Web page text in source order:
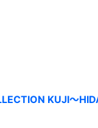
KUJI～